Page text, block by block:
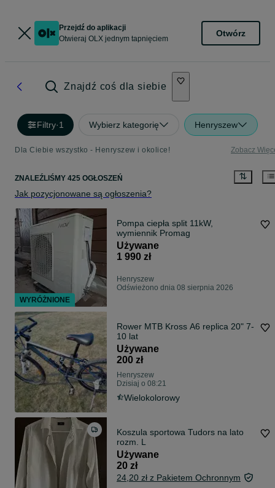
Przejdź do aplikacji
Otwieraj OLX jednym tapnięciem
Otwórz
Znajdź coś dla siebie
Filtry·1 Wybierz kategorię Henryszew
Dla Ciebie wszystko - Henryszew i okolice! Zobacz
ZNALEŹLIŚMY 425 OGŁOSZEŃ
Jak pozycjonowane są ogłoszenia?
Pompa ciepła split 11kW,
wymiennik Promag
Używane
1 990 zł
Henryszew
Odświeżono dnia 08 sierpnia 2026
Rower MTB Kross A6 replica 20" 7-
10 lat
Używane
200 zł
Henryszew
Dzisiaj o 08:21
Wielokolorowy
Koszula sportowa Tudors na lato
rozm. L
Używane
20 zł
24,20 zł z Pakietem Ochronnym
WYRÓŻNIONE